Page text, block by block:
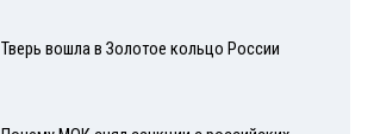
Тверь вошла в Золотое кольцо России